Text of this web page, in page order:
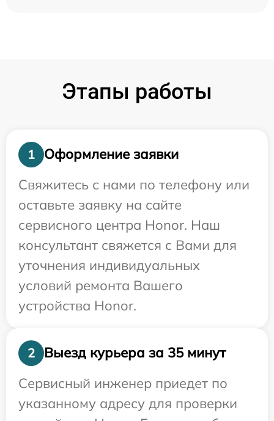
Этапы работы
1
Оформление заявки
Свяжитесь с нами по телефону или
оставьте заявку на сайте
сервисного центра Honor. Наш
консультант свяжется с Вами для
уточнения индивидуальных
условий ремонта Вашего
устройства Honor.
2
Выезд курьера за 35 минут
Сервисный инженер приедет по
указанному адресу для проверки